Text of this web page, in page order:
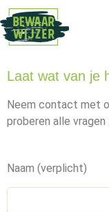
Laat wat van je
Neem contact met
proberen alle
Naam (verplicht)